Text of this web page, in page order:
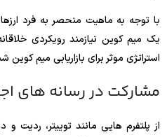
با توجه به ماهیت منحصر به فرد
یک میم کوین نیازمند رویکردی
استراتژی موثر برای بازاریابی میم
مشارکت در رسانه های
از پلتفرم هایی مانند توییتر، ردیت